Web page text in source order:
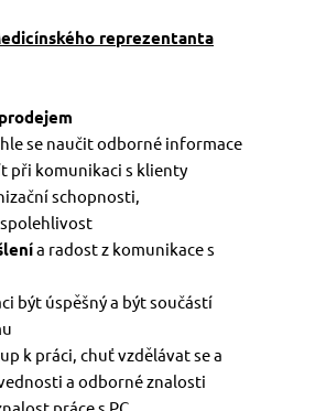
reprezentanta
se naučit odborné informace
při komunikaci s klienty
schopnosti,
a radost z komunikace s
být úspěšný a být součástí
k práci, chuť vzdělávat se a
a odborné znalosti